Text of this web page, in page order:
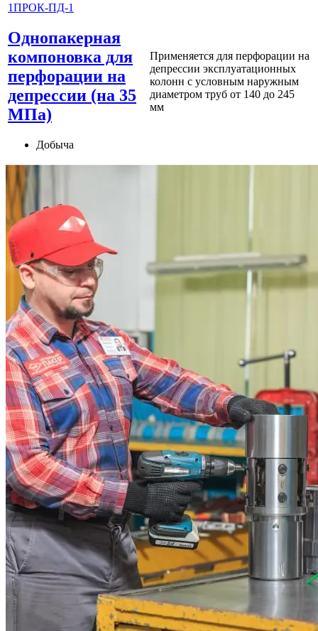
1ПРОК-ПД-1
Однопакерная
компоновка для
перфорации на
депрессии (на 35
МПа)
Добыча
Применяется для перфорации на
депрессии эксплуатационных
колонн с условным наружным
диаметром труб от 140 до 245
мм